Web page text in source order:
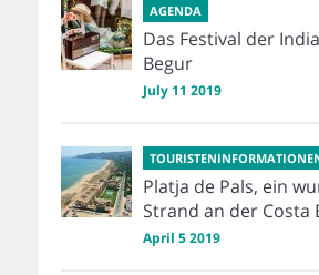
AGENDA
Das Festival der
Begur
July 11 2019
Platja de Pals, ein
Strand an der Costa
April 5 2019